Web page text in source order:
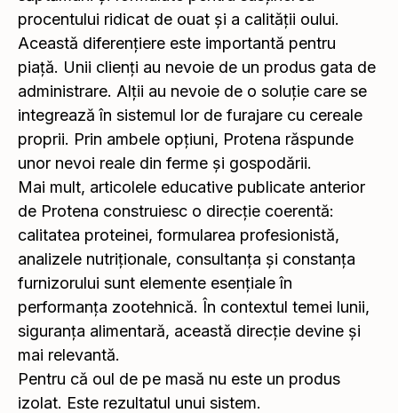
procentului ridicat de ouat și a calității oului.
Această diferențiere este importantă pentru
piață. Unii clienți au nevoie de un produs gata de
administrare. Alții au nevoie de o soluție care se
integrează în sistemul lor de furajare cu cereale
proprii. Prin ambele opțiuni, Protena răspunde
unor nevoi reale din ferme și gospodării.
Mai mult, articolele educative publicate anterior
de Protena construiesc o direcție coerentă:
calitatea proteinei, formularea profesionistă,
analizele nutriționale, consultanța și constanța
furnizorului sunt elemente esențiale în
performanța zootehnică. În contextul temei lunii,
siguranța alimentară, această direcție devine și
mai relevantă.
Pentru că oul de pe masă nu este un produs
izolat. Este rezultatul unui sistem.